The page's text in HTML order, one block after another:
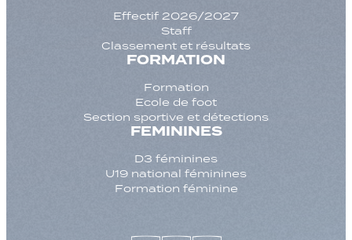
Effectif 2026/2027
Staff
Classement et résultats
FORMATION
Formation
Ecole de foot
Section sportive et détections
FEMININES
D3 féminines
U19 national féminines
Formation féminine